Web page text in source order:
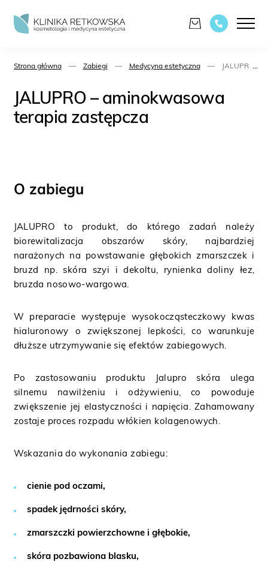
Strona główna — Zabiegi — Medycyna estetyczna — JALUPRO -
...
JALUPRO – aminokwasowa
terapia zastępcza
O zabiegu
JALUPRO to produkt, do którego zadań należy
biorewitalizacja obszarów skóry, najbardziej
narażonych na powstawanie głębokich zmarszczek i
bruzd np. skóra szyi i dekoltu, rynienka doliny łez,
bruzda nosowo-wargowa.
W preparacie występuje wysokocząsteczkowy kwas
hialuronowy o zwiększonej lepkości, co warunkuje
dłuższe utrzymywanie się efektów zabiegowych.
Po zastosowaniu produktu Jalupro skóra ulega
silnemu nawilżeniu i odżywieniu, co powoduje
zwiększenie jej elastyczności i napięcia. Zahamowany
zostaje proces rozpadu włókien kolagenowych.
Wskazania do wykonania zabiegu:
cienie pod oczami,
spadek jędrności skóry,
zmarszczki powierzchowne i głębokie,
skóra pozbawiona blasku,